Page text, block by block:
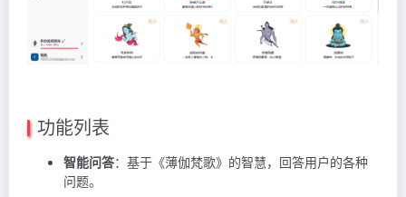
功能列表
智能问答：基于《薄伽梵歌》的智慧，回答用户的各种
问题。